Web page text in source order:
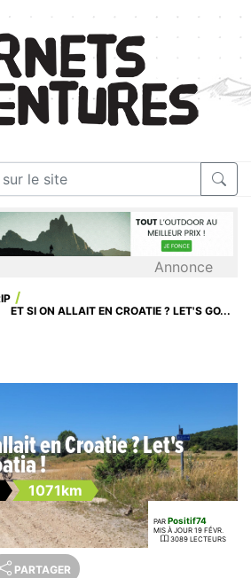
Annonce
ET SI ON ALLAIT EN CROATIE ? LET'S GO...
en Croatie ? Let's
!
1071km
PAR Positif74
MIS À JOUR 19 FÉVR.
3089 LECTEURS
PARTAGER